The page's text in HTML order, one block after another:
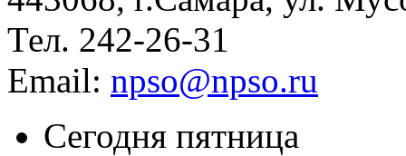
Тел. 242-26-31
Email: npso@npso.ru
Сегодня пятница